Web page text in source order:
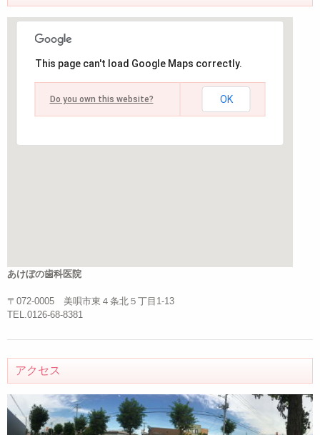
This page can't load Google Maps correctly.
Do you own this website? OK
あけぼの歯科医院
〒072-0005 美唄市東４条北５丁目1-13
TEL.0126-68-8381
アクセス